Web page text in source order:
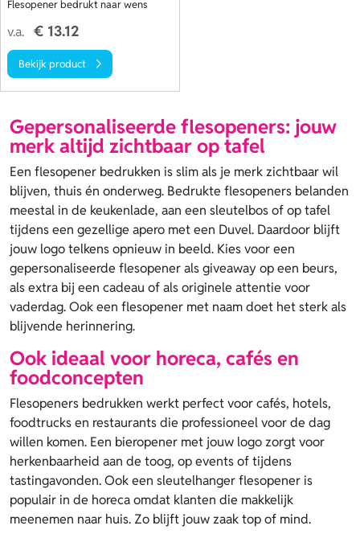
Flesopener bedrukt naar wens
v.a. € 13.12
Bekijk product
Gepersonaliseerde flesopeners: jouw
merk altijd zichtbaar op tafel
Een flesopener bedrukken is slim als je merk zichtbaar wil
blijven, thuis én onderweg. Bedrukte flesopeners belanden
meestal in de keukenlade, aan een sleutelbos of op tafel
tijdens een gezellige apero met een Duvel. Daardoor blijft
jouw logo telkens opnieuw in beeld. Kies voor een
gepersonaliseerde flesopener als giveaway op een beurs,
als extra bij een cadeau of als originele attentie voor
vaderdag. Ook een flesopener met naam doet het sterk als
blijvende herinnering.
Ook ideaal voor horeca, cafés en
foodconcepten
Flesopeners bedrukken werkt perfect voor cafés, hotels,
foodtrucks en restaurants die professioneel voor de dag
willen komen. Een bieropener met jouw logo zorgt voor
herkenbaarheid aan de toog, op events of tijdens
tastingavonden. Ook een sleutelhanger flesopener is
populair in de horeca omdat klanten die makkelijk
meenemen naar huis. Zo blijft jouw zaak top of mind.